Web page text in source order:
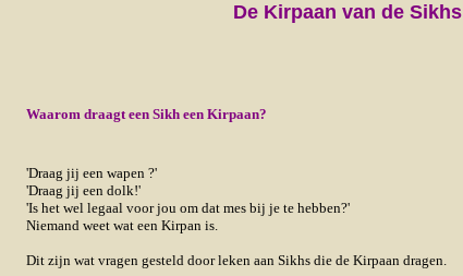
De Kirpaan van de Sikhs
Waarom draagt een Sikh een Kirpaan?
'Draag jij een wapen ?'
'Draag jij een dolk!'
'Is het wel legaal voor jou om dat mes bij je te hebben?'
Niemand weet wat een Kirpan is.
Dit zijn wat vragen gesteld door leken aan Sikhs die de Kirpaan dragen.